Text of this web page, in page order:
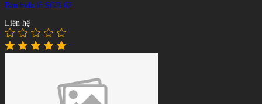
Bàn bida lỗ SGB-62
Liên hệ